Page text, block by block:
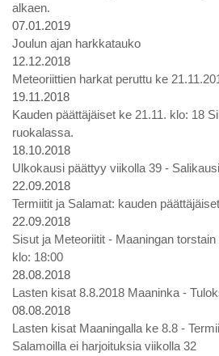
alkaen.
07.01.2019
Joulun ajan harkkatauko
12.12.2018
Meteoriittien harkat peruttu ke
19.11.2018
Kauden päättäjäiset ke 21.11. klo: 18
ruokalassa.
18.10.2018
Ulkokausi päättyy viikolla 39 -
22.09.2018
Termiitit ja Salamat: kauden
22.09.2018
Sisut ja Meteoriitit - Maaningan
klo: 18:00
28.08.2018
Lasten kisat 8.8.2018 Maaninka -
08.08.2018
Lasten kisat Maaningalla ke 8.8 -
Salamoilla ei harjoituksia viikolla 32